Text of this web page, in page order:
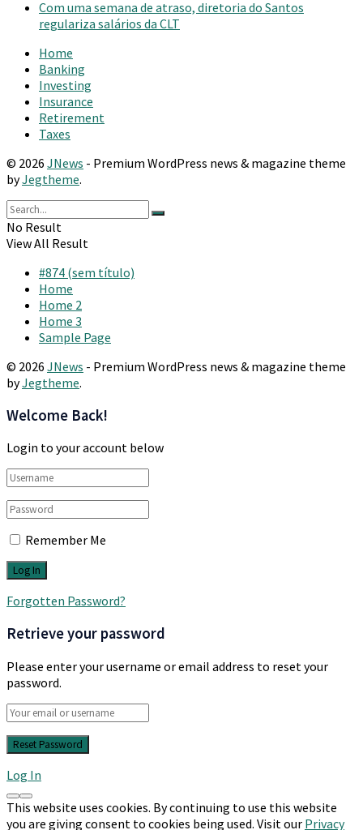
Com uma semana de atraso, diretoria do Santos
regulariza salários da CLT
Home
Banking
Investing
Insurance
Retirement
Taxes
© 2026 JNews - Premium WordPress news & magazine theme
byJegtheme.
No Result
View All Result
#874 (sem título)
Home
Home 2
Home 3
Sample Page
© 2026 JNews - Premium WordPress news & magazine theme
byJegtheme.
Welcome Back!
Login to your account below
Remember Me
Forgotten Password?
Retrieve your password
Please enter your username or email address to reset your
password.
Log In
This website uses cookies. By continuing to use this website
you are giving consent to cookies being used. Visit our Privacy